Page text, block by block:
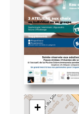
+